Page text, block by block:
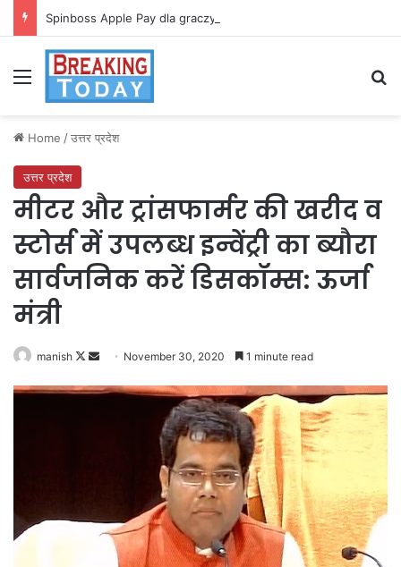
Spinboss Apple Pay dla graczy na iPhone
Menu
Home /उत्तर प्रदेश
उत्तर प्रदेश
मीटर और ट्रांसफार्मर की खरीद व
स्टोर्स में उपलब्ध इन्वेंट्री का ब्यौरा
सार्वजनिक करें डिसकॉम्स: ऊर्जा
मंत्री
manish
Follow
X
Send
email
November 30, 2020 1 minute read